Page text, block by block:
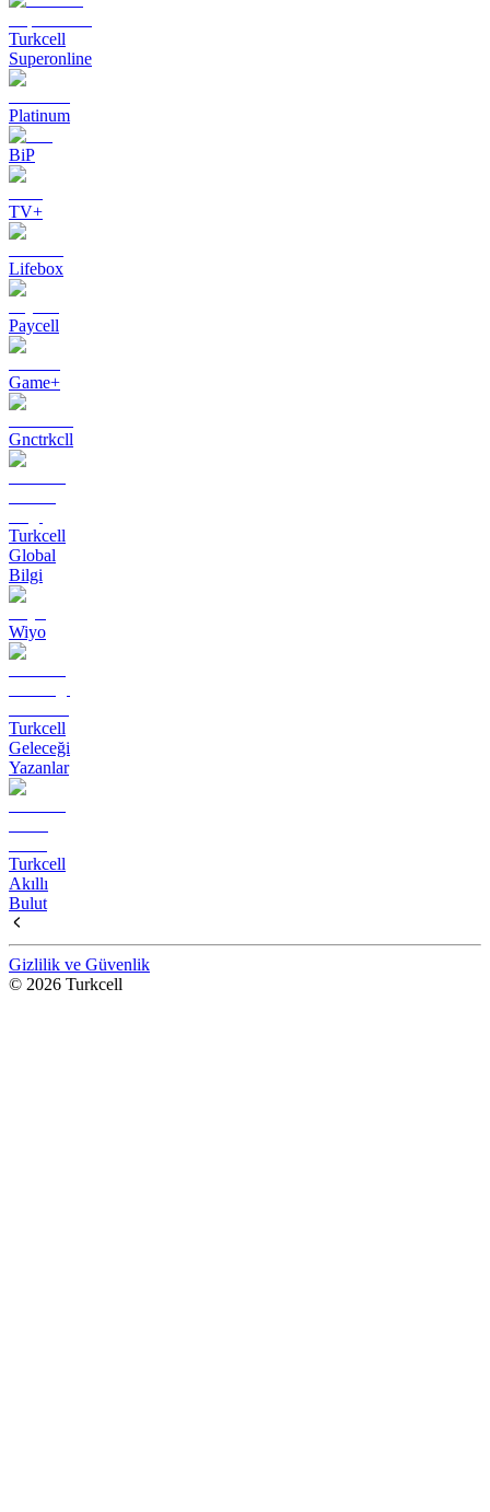
Turkcell
Superonline
Platinum
BiP
TV+
Lifebox
Paycell
Game+
Gnctrkcll
Turkcell
Global
Bilgi
Wiyo
Turkcell
Geleceği
Yazanlar
Turkcell
Akıllı
Bulut
Gizlilik ve Güvenlik
© 2026 Turkcell